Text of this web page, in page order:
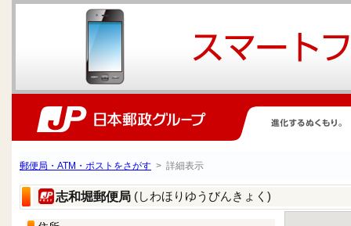
郵便局・ATM・ポストをさがす > 詳細表示
志和堀郵便局 (しわほりゆうびんきょく)